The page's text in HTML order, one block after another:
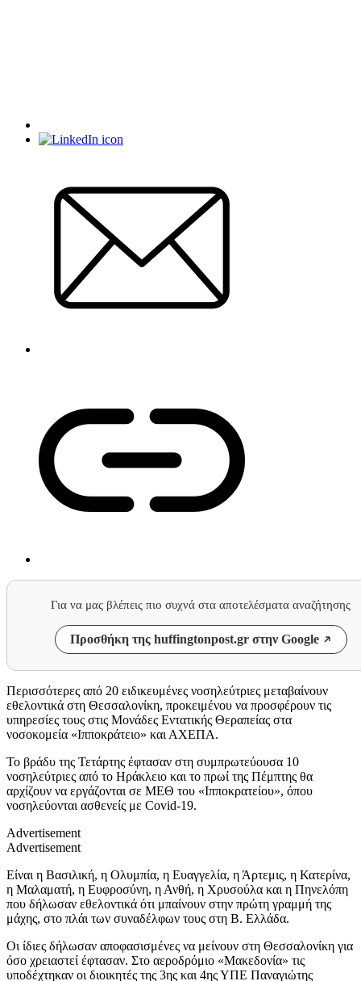
Για να μας βλέπεις πιο συχνά στα αποτελέσματα αναζήτησης
Προσθήκη της huffingtonpost.gr στην Google
Περισσότερες από 20 ειδικευμένες νοσηλεύτριες μεταβαίνουν
εθελοντικά στη Θεσσαλονίκη, προκειμένου να προσφέρουν τις
υπηρεσίες τους στις Μονάδες Εντατικής Θεραπείας στα
νοσοκομεία «Ιπποκράτειο» και ΑΧΕΠΑ.
Το βράδυ της Τετάρτης έφτασαν στη συμπρωτεύουσα 10
νοσηλεύτριες από το Ηράκλειο και το πρωί της Πέμπτης θα
αρχίζουν να εργάζονται σε ΜΕΘ του «Ιπποκρατείου», όπου
νοσηλεύονται ασθενείς με Covid-19.
Advertisement
Advertisement
Είναι η Βασιλική, η Ολυμπία, η Ευαγγελία, η Άρτεμις, η Κατερίνα,
η Μαλαματή, η Ευφροσύνη, η Ανθή, η Χρυσούλα και η Πηνελόπη
που δήλωσαν εθελοντικά ότι μπαίνουν στην πρώτη γραμμή της
μάχης, στο πλάι των συναδέλφων τους στη Β. Ελλάδα.
Οι ίδιες δήλωσαν αποφασισμένες να μείνουν στη Θεσσαλονίκη για
όσο χρειαστεί έφτασαν. Στο αεροδρόμιο «Μακεδονία» τις
υποδέχτηκαν οι διοικητές της 3ης και 4ης ΥΠΕ Παναγιώτης